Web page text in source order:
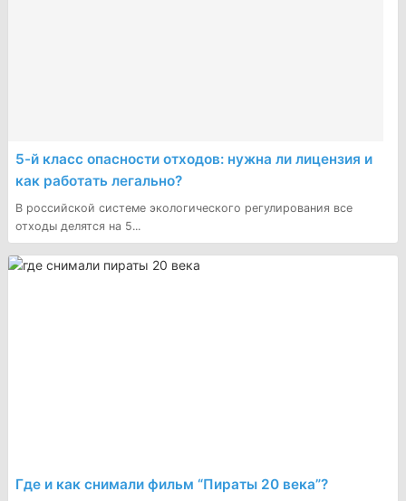
5-й класс опасности отходов: нужна ли лицензия и
как работать легально?
В российской системе экологического регулирования все
отходы делятся на 5...
Где и как снимали фильм “Пираты 20 века”?